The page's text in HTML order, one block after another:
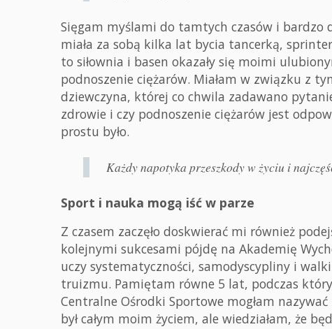
Sięgam myślami do tamtych czasów i
miała za sobą kilka lat bycia tancerką,
to siłownia i basen okazały się moimi
podnoszenie ciężarów. Miałam w związku z
dziewczyna, której co chwila zadawano
zdrowie i czy podnoszenie ciężarów jest
prostu było.
Każdy napotyka przeszkody w życiu i
Sport i nauka mogą iść w parze
Z czasem zaczęło doskwierać mi również
kolejnymi sukcesami pójdę na Akademię
uczy systematyczności, samodyscypliny i
truizmu. Pamiętam równe 5 lat, podczas
Centralne Ośrodki Sportowe mogłam
był całym moim życiem, ale wiedziałam, że